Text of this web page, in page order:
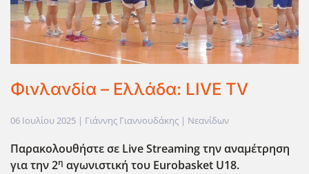
Φινλανδία – Ελλάδα: LIVE TV
06 Ιουλίου 2025 | Γιάννης Γιαννουδάκης | Νεανίδων
Παρακολουθήστε σε LiveStreamingτην αναμέτρηση
για την 2η αγωνιστική του Eurobasket U18.